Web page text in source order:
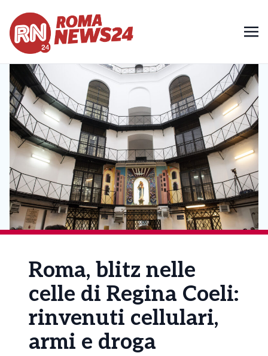
Roma, blitz nelle
celle di Regina Coeli:
rinvenuti cellulari,
armi e droga